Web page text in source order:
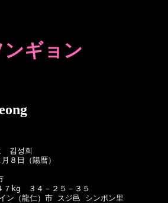
ギョン
김성희
８日（陽暦）
７kg　３４－２５－３５
ン（龍仁）市 スジ邑 シンボン里